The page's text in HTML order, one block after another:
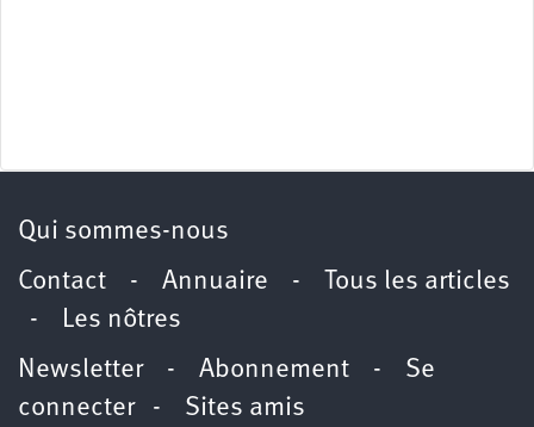
Qui sommes-nous
Contact - Annuaire - Tous les articles
-
Les nôtres
Newsletter- Abonnement - Se
connecter- Sites amis